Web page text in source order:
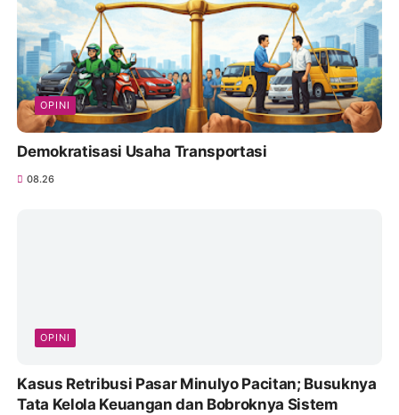
OPINI
Demokratisasi Usaha Transportasi
08.26
OPINI
Kasus Retribusi Pasar Minulyo Pacitan; Busuknya
Tata Kelola Keuangan dan Bobroknya Sistem